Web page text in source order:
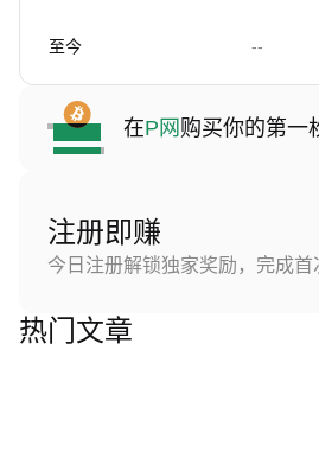
至今 --
在P网 购买你的第一
注册即赚
今日注册解锁独家奖励，完成
热门文章